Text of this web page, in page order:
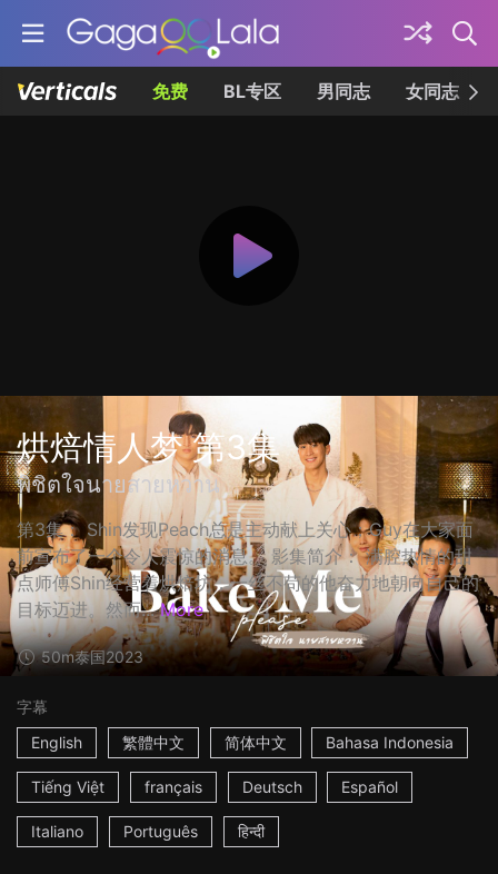
免费 BL专区 男同志 女同志
烘焙情人梦 第3集
พิชิตใจนายสายหวาน
第3集： Shin发现Peach总是主动献上关心；Guy在大家面
前宣布了一个令人震惊的消息。 影集简介： 满腔热情的甜
点师傅Shin经营着烘焙坊，一丝不苟的他奋力地朝向自己的
目标迈进。然而... More
50m泰国2023
字幕
English
繁體中文 简体中文 Bahasa Indonesia
Tiếng Việt français Deutsch Español
Italiano Português हिन्दी